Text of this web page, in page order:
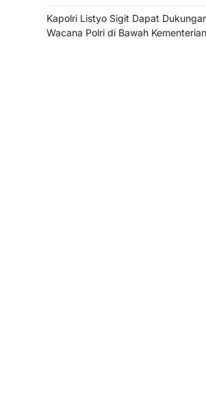
Kapolri Listyo Sigit Dapat
Wacana Polri di Bawah Kementerian